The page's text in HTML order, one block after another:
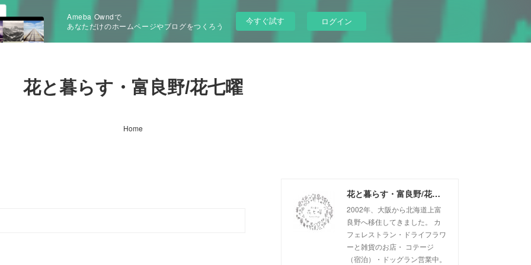
Ameba Owndで
あなただけのホームページやブログをつくろう
今すぐ試す ログイン
花と暮らす・富良野/花七曜
Home
花と暮らす・富良野/花七曜
2002年、大阪から北海道上富
良野へ移住してきました。 カ
フェレストラン・ドライフラワ
ーと雑貨のお店・ コテージ
（宿泊）・ドッグラン営業中。